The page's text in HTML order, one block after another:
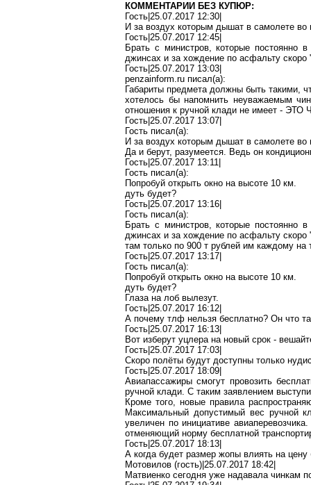
КОММЕНТАРИИ БЕЗ КУПЮР:
Гость|25.07.2017 12:30|
И за воздух которым дышат в самолете во
Гость|25.07.2017 12:45|
Брать с министров, которые постоянно
джинсах и за хождение по асфальту
Гость|25.07.2017 13:03|
penzainform.ru писал(a):
Габариты предмета должны быть такими,
хотелось бы напомнить неуважаемым
отношения к ручной клади не имеет
Гость|25.07.2017 13:07|
Гость писал(a):
И за воздух которым дышат в самолете во
Да и берут, разумеется. Ведь он
Гость|25.07.2017 13:11|
Гость писал(a):
Попробуй открыть окно на высоте 10 км.
дуть будет?
Гость|25.07.2017 13:16|
Гость писал(a):
Брать с министров, которые постоянно
джинсах и за хождение по асфальту
там только по 900 т рублей им каждому
Гость|25.07.2017 13:17|
Гость писал(a):
Попробуй открыть окно на высоте 10 км.
дуть будет?
Глаза на лоб вылезут.
Гость|25.07.2017 16:12|
А почему тлф нельзя бесплатно? Он что
Гость|25.07.2017 16:13|
Вот изберут уцлерана новый срок -
Гость|25.07.2017 17:03|
Скоро полёты будут доступны только
Гость|25.07.2017 18:09|
Авиапассажиры смогут провозить
ручной клади. С таким заявлением
Кроме того, новые правила
Максимальный допустимый вес ручной
увеличен по инициативе
отменяющий норму бесплатной
Гость|25.07.2017 18:13|
А когда будет размер жопы влиять на цену
Мотовилов (гость)|25.07.2017 18:42|
Матвиенко сегодня уже надавала чинкам